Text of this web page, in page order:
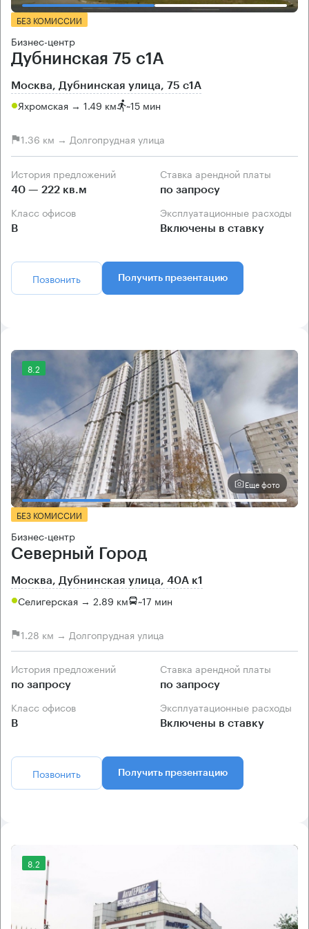
БЕЗ КОМИССИИ
Бизнес-центр
Дубнинская 75 с1А
Москва, Дубнинская улица, 75 с1А
Яхромская → 1.49 км ~15 мин
1.36 км → Долгопрудная улица
История предложений
40 — 222 кв.м
Ставка арендной платы
по запросу
Класс офисов
B
Эксплуатационные расходы
Включены в ставку
Позвонить Получить презентацию
8.2
Еще фото
БЕЗ КОМИССИИ
Бизнес-центр
Северный Город
Москва, Дубнинская улица, 40А к1
Селигерская → 2.89 км ~17 мин
1.28 км → Долгопрудная улица
История предложений
по запросу
Ставка арендной платы
по запросу
Класс офисов
B
Эксплуатационные расходы
Включены в ставку
Позвонить Получить презентацию
8.2